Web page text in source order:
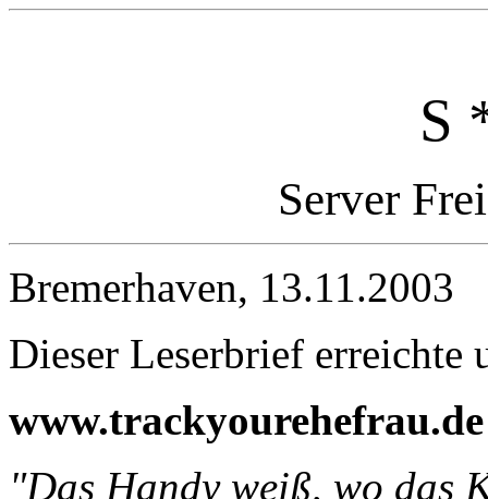
S
Server
Bremerhaven, 13.11.2003
Dieser Leserbrief erreichte
www.trackyourehefrau.de
"Das Handy weiß, wo das